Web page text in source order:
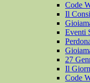
Code
Il
Eventi
27
Il
Code